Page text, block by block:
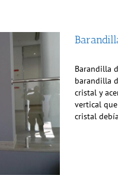
Barandilla
barandilla
cristal y
vertical
cristal